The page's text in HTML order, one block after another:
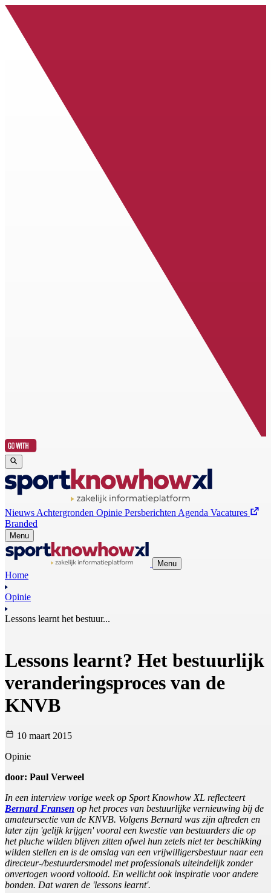
Nieuws Achtergronden Opinie Persberichten Agenda Vacatures
Branded
Menu
Menu
Home
Opinie
Lessons learnt het bestuur...
Lessons learnt? Het bestuurlijk
veranderingsproces van de
KNVB
10 maart 2015
Opinie
door: Paul Verweel
In een interview vorige week op Sport Knowhow XL reflecteert
Bernard Fransen op het proces van bestuurlijke vernieuwing bij de
amateursectie van de KNVB. Volgens Bernard was zijn aftreden en
later zijn 'gelijk krijgen' vooral een kwestie van bestuurders die op
het pluche wilden blijven zitten ofwel hun zetels niet ter beschikking
wilden stellen en is de omslag van een vrijwilligersbestuur naar een
directeur-/bestuurdersmodel met professionals uiteindelijk zonder
onvertogen woord voltooid. En wellicht ook inspiratie voor andere
bonden. Dat waren de 'lessons learnt'.